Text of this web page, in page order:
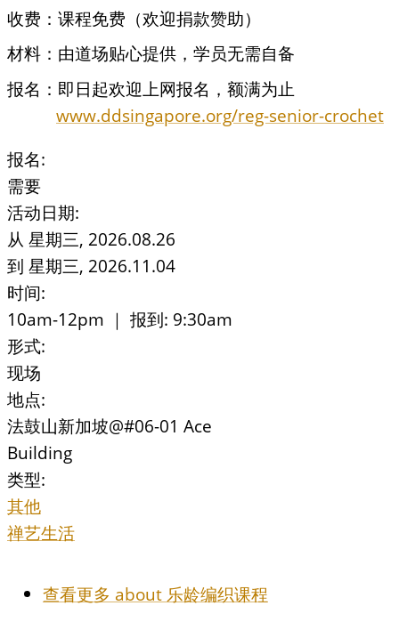
收费：课程免费（欢迎捐款赞助）
材料：由道场贴心提供，学员无需自备
报名：即日起欢迎上网报名，额满为止
www.ddsingapore.org/reg-senior-crochet
报名:
需要
活动日期:
从 星期三, 2026.08.26
到 星期三, 2026.11.04
时间:
10am-12pm ｜ 报到: 9:30am
形式:
现场
地点:
法鼓山新加坡@#06-01 Ace
Building
类型:
其他
禅艺生活
查看更多 about 乐龄编织课程